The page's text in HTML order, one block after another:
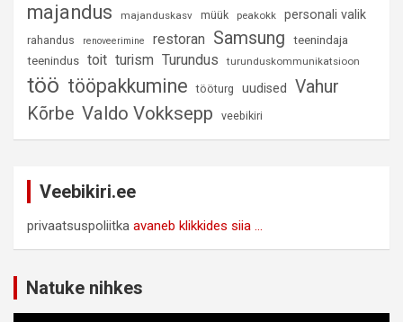
majandus majanduskasv müük peakokk personali valik
rahandus renoveerimine restoran Samsung
teenindaja
teenindus toit turism Turundus turunduskommunikatsioon
töö tööpakkumine tööturg uudised Vahur
Kõrbe Valdo Vokksepp veebikiri
Veebikiri.ee
privaatsuspoliitka avaneb klikkides siia ...
Natuke nihkes